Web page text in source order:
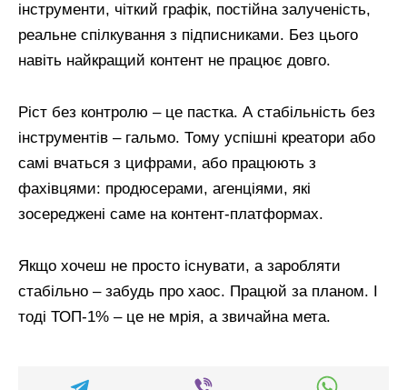
інструменти, чіткий графік, постійна залученість,
реальне спілкування з підписниками. Без цього
навіть найкращий контент не працює довго.
Ріст без контролю – це пастка. А стабільність без
інструментів – гальмо. Тому успішні креатори або
самі вчаться з цифрами, або працюють з
фахівцями: продюсерами, агенціями, які
зосереджені саме на контент-платформах.
Якщо хочеш не просто існувати, а заробляти
стабільно – забудь про хаос. Працюй за планом. І
тоді ТОП-1% – це не мрія, а звичайна мета.